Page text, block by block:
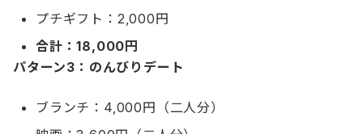
プチギフト：2,000円
合計：18,000円
パターン3：のんびりデート
ブランチ：4,000円（二人分）